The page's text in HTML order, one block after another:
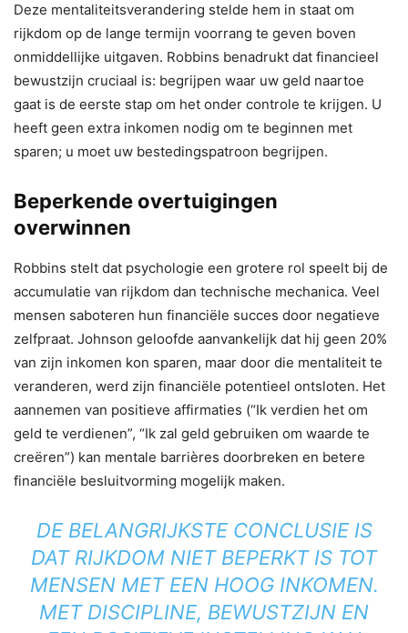
Deze mentaliteitsverandering stelde hem in staat om
rijkdom op de lange termijn voorrang te geven boven
onmiddellijke uitgaven. Robbins benadrukt dat financieel
bewustzijn cruciaal is: begrijpen waar uw geld naartoe
gaat is de eerste stap om het onder controle te krijgen. U
heeft geen extra inkomen nodig om te beginnen met
sparen; u moet uw bestedingspatroon begrijpen.
Beperkende overtuigingen
overwinnen
Robbins stelt dat psychologie een grotere rol speelt bij de
accumulatie van rijkdom dan technische mechanica. Veel
mensen saboteren hun financiële succes door negatieve
zelfpraat. Johnson geloofde aanvankelijk dat hij geen 20%
van zijn inkomen kon sparen, maar door die mentaliteit te
veranderen, werd zijn financiële potentieel ontsloten. Het
aannemen van positieve affirmaties (“Ik verdien het om
geld te verdienen”, “Ik zal geld gebruiken om waarde te
creëren”) kan mentale barrières doorbreken en betere
financiële besluitvorming mogelijk maken.
DE BELANGRIJKSTE CONCLUSIE IS
DAT RIJKDOM NIET BEPERKT IS TOT
MENSEN MET EEN HOOG INKOMEN.
MET DISCIPLINE, BEWUSTZIJN EN